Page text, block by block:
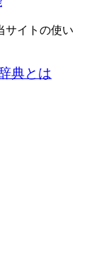
サイトの使い
典とは